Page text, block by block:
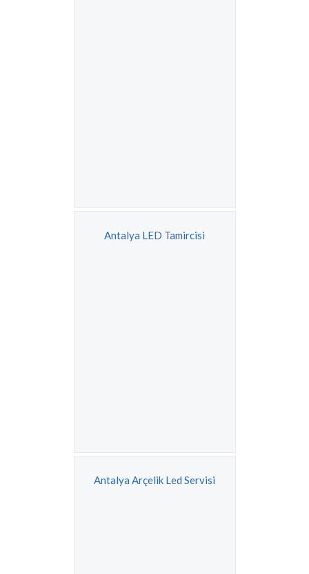
Antalya LED Tamircisi
Antalya Arçelik Led Servisi